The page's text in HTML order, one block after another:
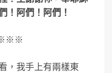
！阿們！阿們！
，我手上有兩樣東